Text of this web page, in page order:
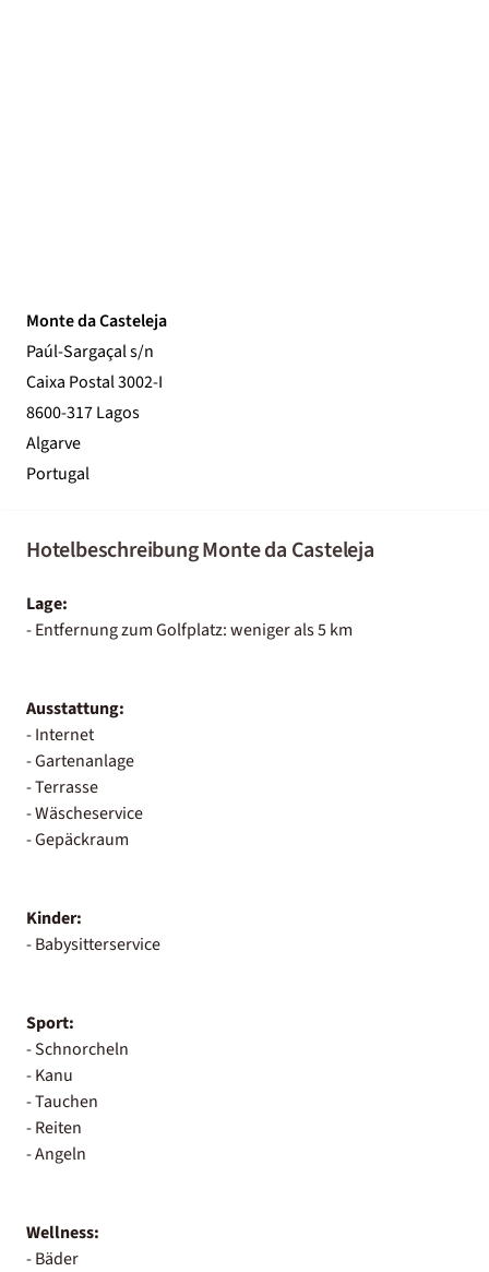
Monte da Casteleja
Paúl-Sargaçal s/n
Caixa Postal 3002-I
8600-317 Lagos
Algarve
Portugal
Hotelbeschreibung Monte da Casteleja
Lage:
- Entfernung zum Golfplatz: weniger als 5 km
Ausstattung:
- Internet
- Gartenanlage
- Terrasse
- Wäscheservice
- Gepäckraum
Kinder:
- Babysitterservice
Sport:
- Schnorcheln
- Kanu
- Tauchen
- Reiten
- Angeln
Wellness:
- Bäder